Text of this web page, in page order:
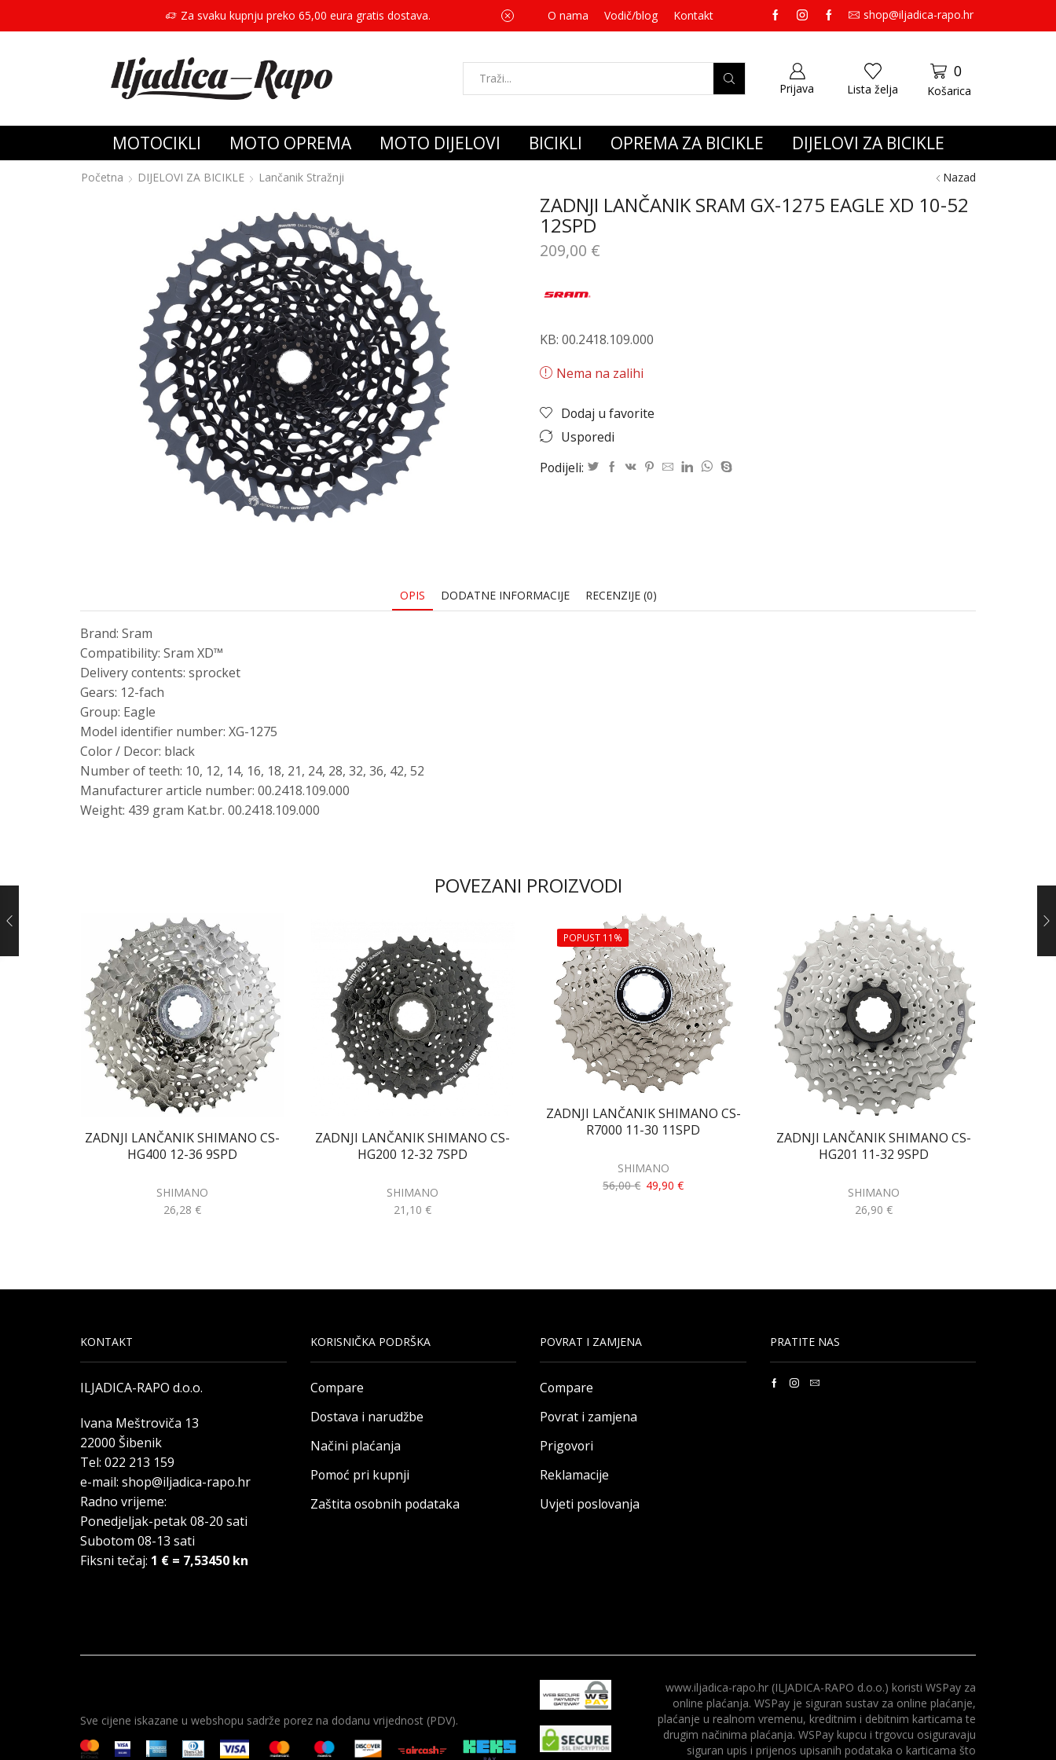
Za svaku kupnju preko 65,00 eura gratis dostava. Za svaku kupnju preko 65,00 eura gratis dostava.
O nama Vodič/blog Kontakt shop@iljadica-rapo.hr
Prijava Lista želja
0
Košarica
MOTOCIKLI MOTO OPREMA MOTO DIJELOVI BICIKLI OPREMA ZA BICIKLE DIJELOVI ZA BICIKLE
Početna DIJELOVI ZA BICIKLE Lančanik Stražnji Nazad
ZADNJI LANČANIK SRAM GX-1275 EAGLE XD 10-52
12SPD
209,00 €
KB: 00.2418.109.000
Nema na zalihi
Dodaj u favorite
Usporedi
Podijeli:
OPIS DODATNE INFORMACIJE RECENZIJE (0)
Brand: Sram
Compatibility: Sram XD™
Delivery contents: sprocket
Gears: 12-fach
Group: Eagle
Model identifier number: XG-1275
Color / Decor: black
Number of teeth: 10, 12, 14, 16, 18, 21, 24, 28, 32, 36, 42, 52
Manufacturer article number: 00.2418.109.000
Weight: 439 gram Kat.br. 00.2418.109.000
POVEZANI PROIZVODI
ZADNJI LANČANIK SHIMANO CS-
HG400 12-36 9SPD
SHIMANO
26,28 €
ZADNJI LANČANIK SHIMANO CS-
HG200 12-32 7SPD
SHIMANO
21,10€
POPUST 11%
ZADNJI LANČANIK SHIMANO CS-
R7000 11-30 11SPD
SHIMANO
56,00€ 49,90€
ZADNJI LANČANIK SHIMANO CS-
HG201 11-32 9SPD
SHIMANO
26,90€
KONTAKT
ILJADICA-RAPO d.o.o.
Ivana Meštroviča 13
22000 Šibenik
Tel: 022 213 159
e-mail: shop@iljadica-rapo.hr
Radno vrijeme:
Ponedjeljak-petak 08-20 sati
Subotom 08-13 sati
Fiksni tečaj: 1 € = 7,53450 kn
KORISNIČKA PODRŠKA
Compare
Dostava i narudžbe
Načini plaćanja
Pomoć pri kupnji
Zaštita osobnih podataka
POVRAT I ZAMJENA
Compare
Povrat i zamjena
Prigovori
Reklamacije
Uvjeti poslovanja
PRATITE NAS
Sve cijene iskazane u webshopu sadrže porez na dodanu vrijednost (PDV).
www.iljadica-rapo.hr (ILJADICA-RAPO d.o.o.) koristi WSPay za
online plaćanja. WSPay je siguran sustav za online plaćanje,
plaćanje u realnom vremenu, kreditnim i debitnim karticama te
drugim načinima plaćanja. WSPay kupcu i trgovcu osiguravaju
siguran upis i prijenos upisanih podataka o karticama što